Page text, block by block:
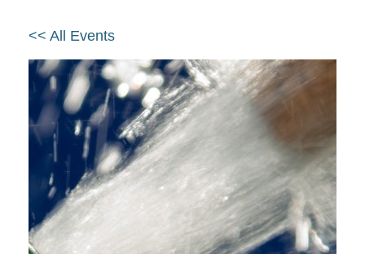
<< All Events